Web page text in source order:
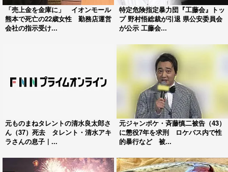
「売上金を金庫に」 イオンモール
熊本で死亡の22歳女性 勤務店運営
会社の指示受け...
特定危険指定暴力団『工藤会』トッ
プ 野村悟総裁が引退 県公安委員会
が公示 工藤会...
元ものまねタレントの清水良太郎さ
ん（37）死去 タレント・清水アキ
ラさんの息子｜...
元ジャンポケ・斉藤慎二被告（43）
に懲役7年を求刑 ロケバス内で性
的暴行など 被...